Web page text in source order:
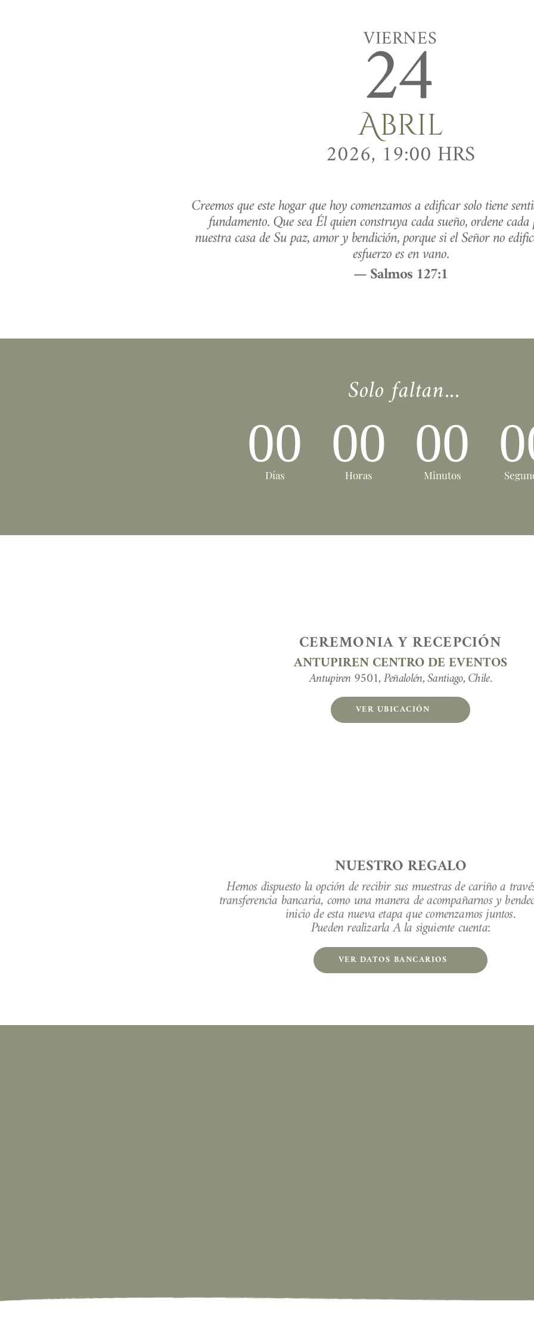
VIERNES
24
Abril
2026, 19:00 HRS
Creemos que este hogar que hoy comenzamos a edificar solo tiene
fundamento. Que sea Él quien construya cada sueño, ordene
nuestra casa de Su paz, amor y bendición, porque si el Señor no
esfuerzo es en vano.
— Salmos 127:1
Solo faltan...
00
Días
00
Horas
00
Minutos
CEREMONIA Y RECEPCIÓN
ANTUPIREN CENTRO DE EVENTOS
Antupiren 9501, Peñalolén, Santiago, Chile.
VER UBICACIÓN
NUESTRO REGALO
Hemos dispuesto la opción de recibir sus muestras de cariño a
transferencia bancaria, como una manera de acompañarnos y
inicio de esta nueva etapa que comenzamos juntos.
Pueden realizarla A la siguiente cuenta:
VER DATOS BANCARIOS